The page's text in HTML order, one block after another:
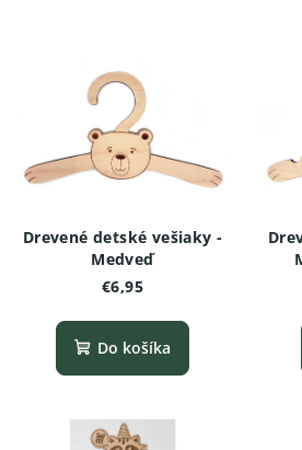
Drevené detské vešiaky -
Medveď
€6,95
Do košíka